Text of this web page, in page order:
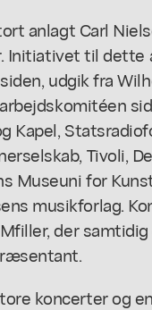
anlagt Carl
Initiativet til dette
udgik fra
Kapel,
Tivoli,
Museuni for
musikforlag.
der
koncerter og